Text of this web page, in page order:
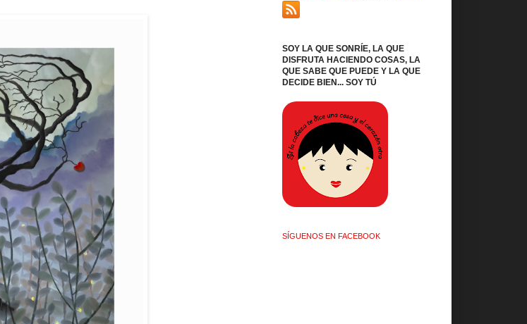
SOY LA QUE SONRÍE, LA QUE
DISFRUTA HACIENDO COSAS, LA
QUE SABE QUE PUEDE Y LA QUE
DECIDE BIEN... SOY TÚ
SÍGUENOS EN FACEBOOK